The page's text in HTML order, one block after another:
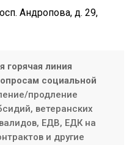
Андропова, д. 29,
горячая линия
социальной
продление
ветеранских
ЕДВ, ЕДК на
и другие